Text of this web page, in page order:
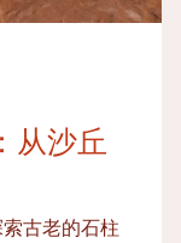
沙丘
古老的石柱